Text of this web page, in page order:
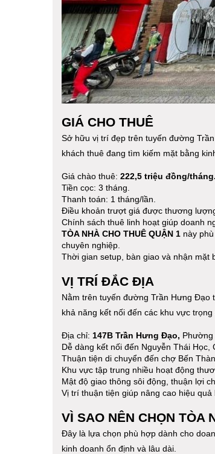
GIÁ CHO THUÊ
Sở hữu vị trí đẹp trên tuyến đường
khách thuê đang tìm kiếm mặt bằng
Giá chào thuê: 222,5 triệu đồng/tháng.
Tiền cọc: 3 tháng.
Thanh toán: 1 tháng/lần.
Điều khoản trượt giá được thương
Chính sách thuê linh hoạt giúp doanh
TÒA NHÀ CHO THUÊ QUẬN 1 này
chuyên nghiệp.
Thời gian setup, bàn giao và nhận mặt
VỊ TRÍ ĐẮC ĐỊA
Nằm trên tuyến đường Trần Hưng Đạo
khả năng kết nối đến các khu vực trọng
Địa chỉ: 147B Trần Hưng Đạo, Phường
Dễ dàng kết nối đến Nguyễn Thái Học,
Thuận tiện di chuyển đến chợ Bến
Khu vực tập trung nhiều hoạt động
Mật độ giao thông sôi động, thuận lợi
Vị trí thuận tiện giúp nâng cao hiệu
VÌ SAO NÊN CHỌN TÒA
Đây là lựa chọn phù hợp dành cho
kinh doanh ổn định và lâu dài.